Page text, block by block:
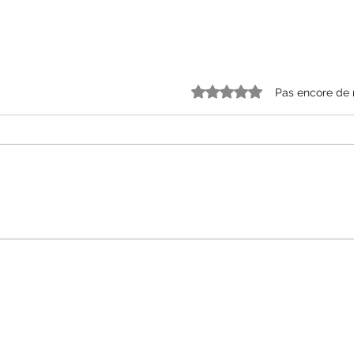
suis de retour !
Noté 0 étoile sur 5.Pas encore de